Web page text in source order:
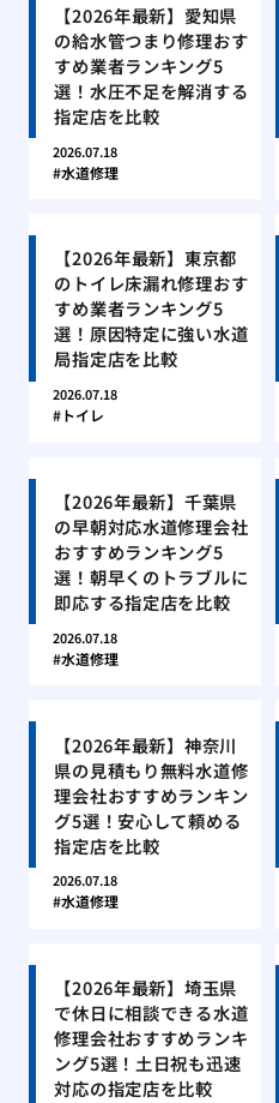
【2026年最新】愛知県
の給水管つまり修理おす
すめ業者ランキング5
選！水圧不足を解消する
指定店を比較
2026.07.18
水道修理
【2026年最新】東京都
のトイレ床漏れ修理おす
すめ業者ランキング5
選！原因特定に強い水道
局指定店を比較
2026.07.18
トイレ
【2026年最新】千葉県
の早朝対応水道修理会社
おすすめランキング5
選！朝早くのトラブルに
即応する指定店を比較
2026.07.18
水道修理
【2026年最新】神奈川
県の見積もり無料水道修
理会社おすすめランキン
グ5選！安心して頼める
指定店を比較
2026.07.18
水道修理
【2026年最新】埼玉県
で休日に相談できる水道
修理会社おすすめランキ
ング5選！土日祝も迅速
対応の指定店を比較